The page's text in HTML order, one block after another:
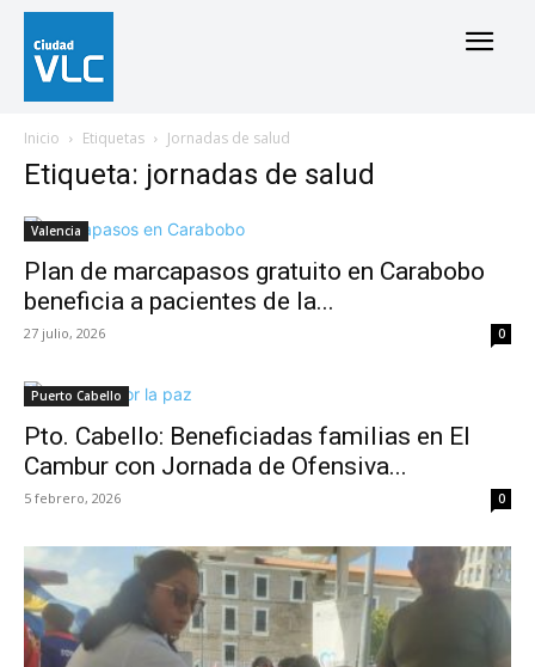
Inicio Etiquetas Jornadas de salud
Etiqueta: jornadas de salud
Valencia
Plan de marcapasos gratuito en Carabobo
beneficia a pacientes de la...
27 julio, 2026 0
Puerto Cabello
Pto. Cabello: Beneficiadas familias en El
Cambur con Jornada de Ofensiva...
5 febrero, 2026 0